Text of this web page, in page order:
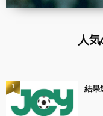
人
結果
1